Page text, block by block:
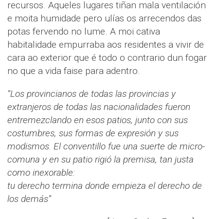
recursos. Aqueles lugares tiñan mala ventilación
e moita humidade pero ulías os arrecendos das
potas fervendo no lume. A moi cativa
habitalidade empurraba aos residentes a vivir de
cara ao exterior que é todo o contrario dun fogar
no que a vida faise para adentro.
“Los provincianos de todas las provincias y
extranjeros de todas las nacionalidades fueron
entremezclando en esos patios, junto con sus
costumbres, sus formas de expresión y sus
modismos. El conventillo fue una suerte de micro-
comuna y en su patio rigió la premisa, tan justa
como inexorable:
tu derecho termina donde empieza el derecho de
los demás”